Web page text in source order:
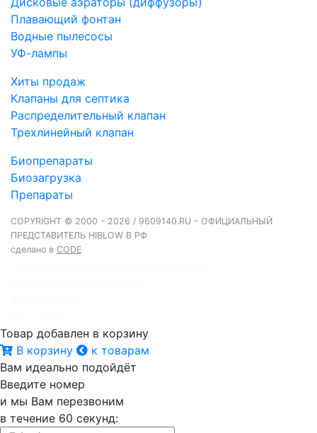
Плавающий фонтан
Водные пылесосы
УФ-лампы
Хиты продаж
Клапаны для септика
Распределительный клапан
Трехлинейный клапан
Биопрепараты
Биозагрузка
Препараты
COPYRIGHT © 2000 - 2026 / 9609140.RU - ОФИЦИАЛЬНЫЙ
ПРЕДСТАВИТЕЛЬ HIBLOW В РФ
сделано в CODE
Товар добавлен в корзину
В корзину
к товарам
Вам идеально подойдёт
Введите номер
и мы Вам перезвоним
в течение 60 секунд: